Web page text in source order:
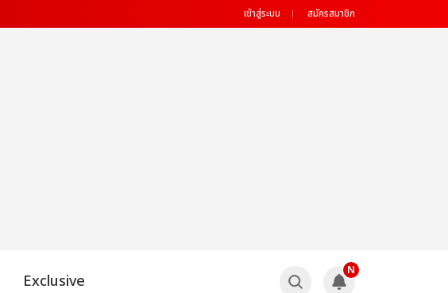
เข้าสู่ระบบ สมัครสมาชิก
Exclusive
N